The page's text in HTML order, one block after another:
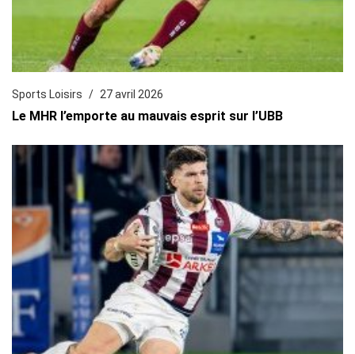
Sports Loisirs 27 avril 2026
Le MHR l’emporte au mauvais esprit sur l’UBB